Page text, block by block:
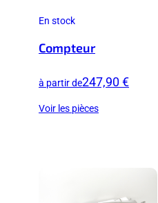
En stock
Compteur
à partir de247,90 €
Voir les pièces